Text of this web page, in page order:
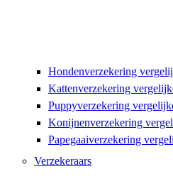
Hondenverzekering
Kattenverzekering
Puppyverzekering
Konijnenverzekering
Papegaaiverzekering
Verzekeraars